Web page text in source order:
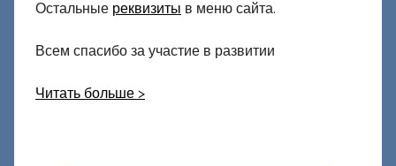
Остальные реквизиты в меню сайта.
Всем спасибо за участие в развитии
Читать больше >